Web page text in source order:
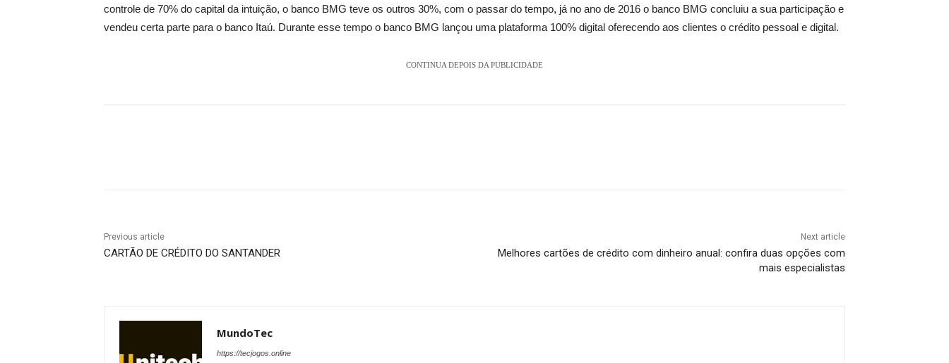
controle de 70% do capital da intuição, o banco BMG teve os outros 30%, com o passar do tempo, já no ano de 2016 o banco BMG concluiu a sua participação e
vendeu certa parte para o banco Itaú. Durante esse tempo o banco BMG lançou uma plataforma 100% digital oferecendo aos clientes o crédito pessoal e digital.
CONTINUA DEPOIS DA PUBLICIDADE
Previous article
CARTÃO DE CRÉDITO DO SANTANDER
Next article
Melhores cartões de crédito com dinheiro anual: confira duas opções com
mais especialistas
MundoTec
https://tecjogos.online